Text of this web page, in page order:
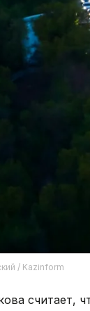
/ Kazinform
считает,